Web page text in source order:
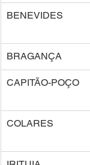
BENEVIDES
BRAGANÇA
CAPITÃO-POÇO
COLARES